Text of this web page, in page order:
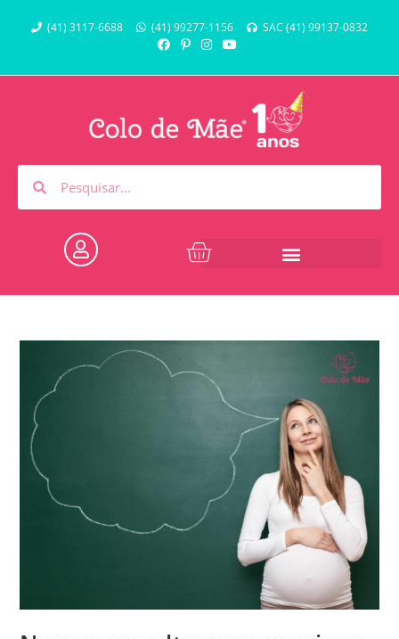
(41) 3117-6688 (41) 99277-1156 SAC (41) 99137-0832